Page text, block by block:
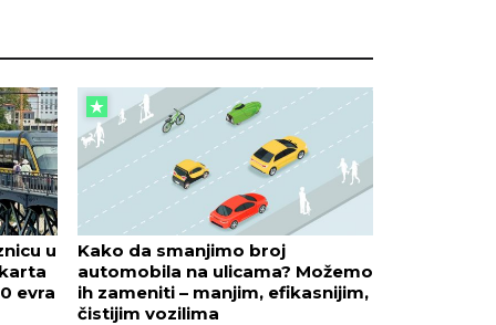
u
evra
Kako da smanjimo broj
automobila na ulicama? Možemo
ih zameniti – manjim, efikasnijim,
čistijim vozilima